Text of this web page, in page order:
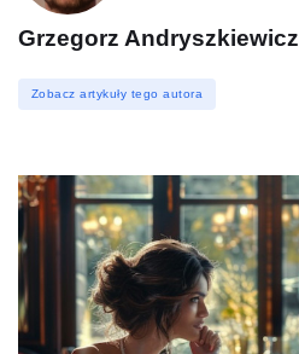
Grzegorz Andryszkiewicz
Zobacz artykuły tego autora